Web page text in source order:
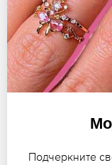
Подчеркните